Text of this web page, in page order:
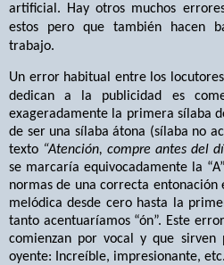
artificial. Hay otros muchos
estos pero que también hacen
trabajo.
Un error habitual entre los
dedican a la publicidad es
exageradamente la primera sílaba
de ser una sílaba átona (sílaba no
texto “Atención, compre antes del
se marcaría equivocadamente la
normas de una correcta entonación
melódica desde cero hasta la
tanto acentuaríamos “ón”. Este
comienzan por vocal y que
oyente: Increíble, impresionante,